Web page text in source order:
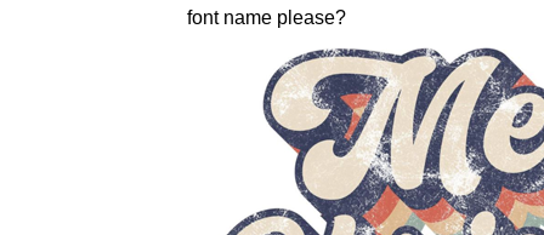
font name please?